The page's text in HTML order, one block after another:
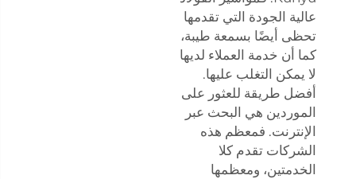
عالية الجودة التي تقدمها
تحظى أيضًا بسمعة طيبة،
كما أن خدمة العملاء لديها
لا يمكن التغلب عليها.
أفضل طريقة للعثور على
الموردين هي البحث عبر
الإنترنت. فمعظم هذه
الشركات تقدم كلا
الخدمتين، ومعظمها